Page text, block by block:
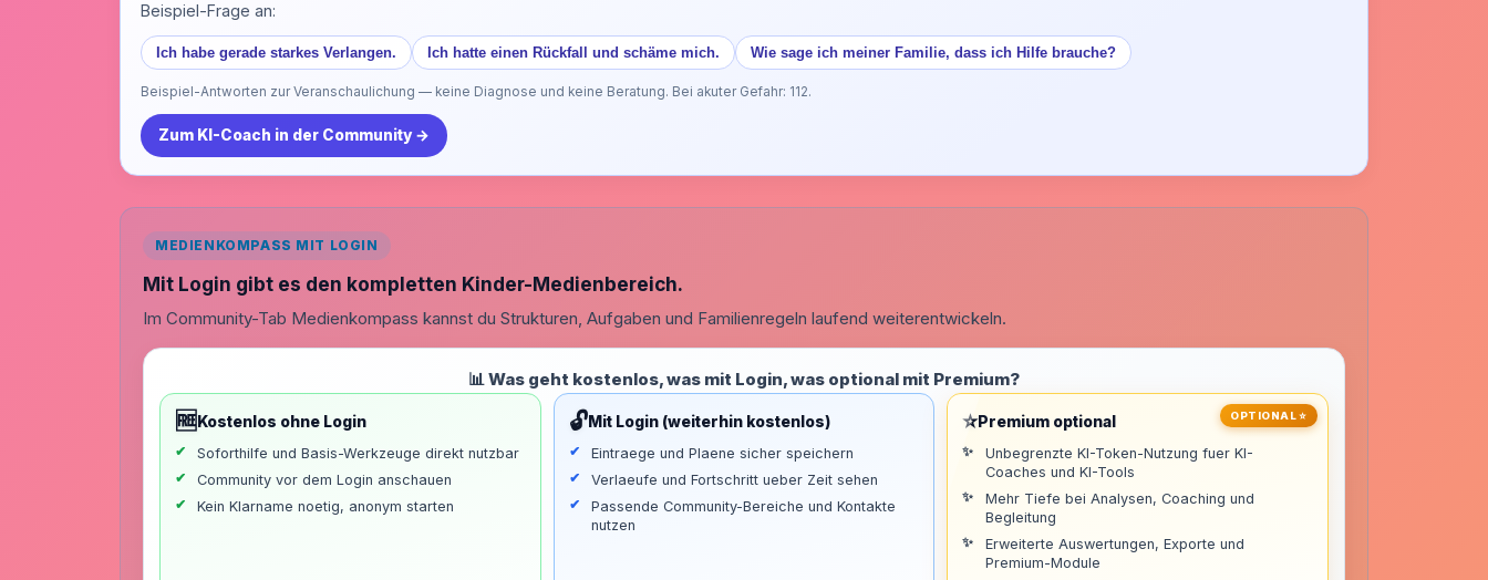
Beispiel-Frage an:
Ich habe gerade starkes Verlangen. Ich hatte einen Rückfall und schäme mich. Wie sage ich meiner Familie, dass ich Hilfe brauche?
Beispiel-Antworten zur Veranschaulichung — keine Diagnose und keine Beratung. Bei akuter Gefahr: 112.
Zum KI-Coach in der Community →
MEDIENKOMPASS MIT LOGIN
Mit Login gibt es den kompletten Kinder-Medienbereich.
Im Community-Tab Medienkompass kannst du Strukturen, Aufgaben und Familienregeln laufend weiterentwickeln.
📊 Was geht kostenlos, was mit Login, was optional mit Premium?
🆓 Kostenlos ohne Login
Soforthilfe und Basis-Werkzeuge direkt nutzbar
Community vor dem Login anschauen
Kein Klarname noetig, anonym starten
🔓Mit Login (weiterhin kostenlos)
Eintraege und Plaene sicher speichern
Verlaeufe und Fortschritt ueber Zeit sehen
Passende Community-Bereiche und Kontakte
nutzen
OPTIONAL ⭐
⭐Premium optional
Unbegrenzte KI-Token-Nutzung fuer KI-
Coaches und KI-Tools
Mehr Tiefe bei Analysen, Coaching und
Begleitung
Erweiterte Auswertungen, Exporte und
Premium-Module